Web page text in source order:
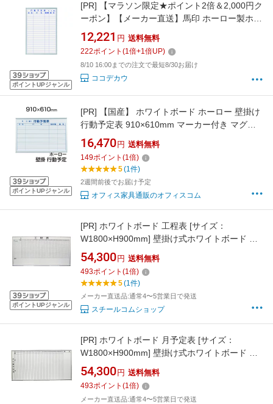
ポイントUPジャンル
[PR]
【マラソン限定★ポイント2倍＆2,000円ク
ーポン】【メーカー直送】馬印 ホーロー製ホワ
イトボード 行動予定表 縦型 610×910mm【代
引不可】【お客様組立】ホワイトボード 大型壁
掛罫線入タイプ POP 掲示
12,221 円 送料無料
222ポイント (1倍+1倍UP)
8/10 16:00までの注文で最短8/30お届け
ココデカウ
ポイントUPジャンル
[PR]
【国産】 ホワイトボード ホーロー 壁掛け
行動予定表 910×610mm マーカー付き マグネ
ット付きMH23Q900×600 白板 whiteboard スケ
ジュールボード 予定表 カレンダー 馬印
umajirushi
16,470 円 送料無料
149ポイント (1倍)
5(1件)
2週間前後でお届け予定
オフィス家具通販のオフィスコム
ポイントUPジャンル
[PR] ホワイトボード 工程表 [サイズ：
W1800×H900mm] 壁掛け式ホワイトボード 仕
様:片面 ホワイト 工程表 マグネット マーカー付
き【完成品】
54,300 円 送料無料
493ポイント (1倍)
5(1件)
メーカー直送品:通常4〜5営業日で発送
スチールコムショップ
[PR] ホワイトボード 月予定表 [サイズ：
W1800×H900mm] 壁掛け式ホワイトボード 仕
様:片面 ホワイト 月予定表 マグネット マーカー
付き【完成品】
54,300 円 送料無料
493ポイント (1倍)
メーカー直送品:通常4〜5営業日で発送